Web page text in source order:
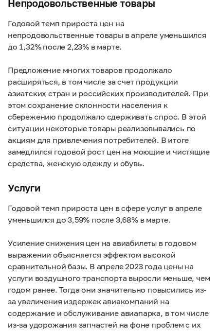
Непродовольственные товары
Годовой темп прироста цен на
непродовольственные товары в апреле уменьшился
до 1,32% после 2,23% в марте.
Предложение многих товаров продолжало
расширяться, в том числе за счет продукции
азиатских стран и российских производителей. При
этом сохранение склонности населения к
сбережению продолжало сдерживать спрос. В этой
ситуации некоторые товары реализовывались по
акциям для привлечения потребителей. В итоге
замедлился годовой рост цен на моющие и чистящие
средства, женскую одежду и обувь.
Услуги
Годовой темп прироста цен в сфере услуг в апреле
уменьшился до 3,59% после 3,68% в марте.
Усиление снижения цен на авиабилеты в годовом
выражении объясняется эффектом высокой
сравнительной базы. В апреле 2023 года цены на
услуги воздушного транспорта выросли меньше, чем
годом ранее. Тогда они значительно повысились из-
за увеличения издержек авиакомпаний на
содержание и обслуживание авиапарка, в том числе
из-за удорожания запчастей на фоне проблем с их